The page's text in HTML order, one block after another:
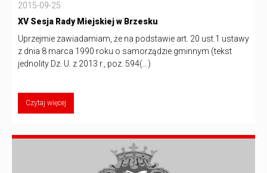
2015-09-25
XV Sesja Rady Miejskiej w Brzesku
Uprzejmie zawiadamiam, że na podstawie art. 20 ust.1 ustawy
z dnia 8 marca 1990 roku o samorządzie gminnym (tekst
jednolity Dz. U. z 2013 r., poz. 594(...)
Czytaj więcej